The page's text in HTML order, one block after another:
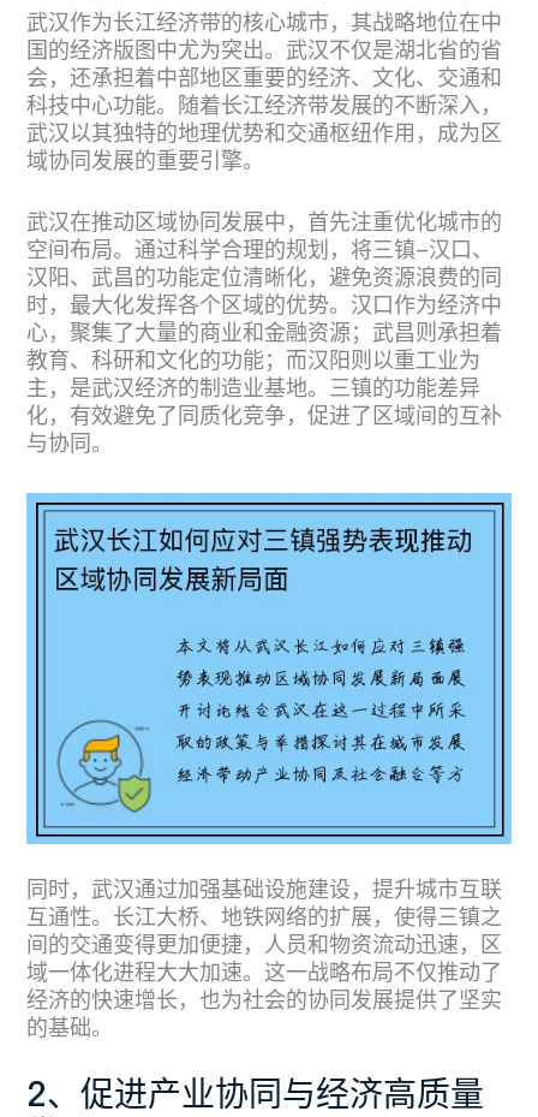
武汉作为长江经济带的核心城市，其战略地位在中
国的经济版图中尤为突出。武汉不仅是湖北省的省
会，还承担着中部地区重要的经济、文化、交通和
科技中心功能。随着长江经济带发展的不断深入，
武汉以其独特的地理优势和交通枢纽作用，成为区
域协同发展的重要引擎。
武汉在推动区域协同发展中，首先注重优化城市的
空间布局。通过科学合理的规划，将三镇—汉口、
汉阳、武昌的功能定位清晰化，避免资源浪费的同
时，最大化发挥各个区域的优势。汉口作为经济中
心，聚集了大量的商业和金融资源；武昌则承担着
教育、科研和文化的功能；而汉阳则以重工业为
主，是武汉经济的制造业基地。三镇的功能差异
化，有效避免了同质化竞争，促进了区域间的互补
与协同。
同时，武汉通过加强基础设施建设，提升城市互联
互通性。长江大桥、地铁网络的扩展，使得三镇之
间的交通变得更加便捷，人员和物资流动迅速，区
域一体化进程大大加速。这一战略布局不仅推动了
经济的快速增长，也为社会的协同发展提供了坚实
的基础。
2、促进产业协同与经济高质量